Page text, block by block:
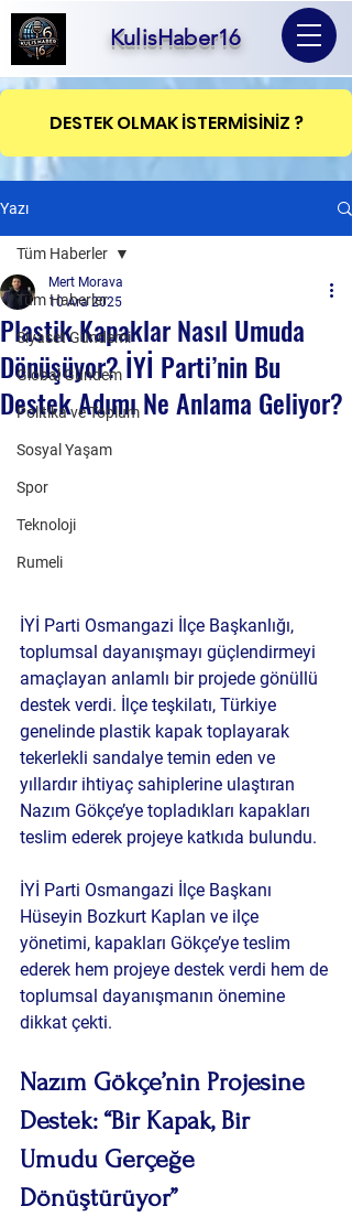
KulisHaber16
DESTEK OLMAK İSTERMİSİNİZ ?
Yazı
Tüm Haberler
Siyaset Gündemi
Global Gündem
Politika ve Toplum
Sosyal Yaşam
Spor
Teknoloji
Rumeli
Tüm Haberler
Plastik Kapaklar Nasıl Umuda
Dönüşüyor? İYİ Parti’nin Bu
Destek Adımı Ne Anlama Geliyor?
Mert Morava
10 Ara 2025
İYİ Parti Osmangazi İlçe Başkanlığı,
toplumsal dayanışmayı güçlendirmeyi
amaçlayan anlamlı bir projede gönüllü
destek verdi. İlçe teşkilatı, Türkiye
genelinde plastik kapak toplayarak
tekerlekli sandalye temin eden ve
yıllardır ihtiyaç sahiplerine ulaştıran
Nazım Gökçe’ye topladıkları kapakları
teslim ederek projeye katkıda bulundu.
İYİ Parti Osmangazi İlçe Başkanı
Hüseyin Bozkurt Kaplan ve ilçe
yönetimi, kapakları Gökçe’ye teslim
ederek hem projeye destek verdi hem de
toplumsal dayanışmanın önemine
dikkat çekti.
Nazım Gökçe’nin Projesine
Destek: “Bir Kapak, Bir
Umudu Gerçeğe
Dönüştürüyor”